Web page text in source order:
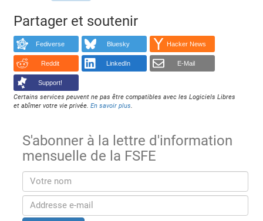
Partager et soutenir
Fediverse Bluesky Hacker News
Reddit LinkedIn E-Mail
Support!
Certains services peuvent ne pas être compatibles avec les Logiciels Libres
et abîmer votre vie privée.En savoir plus.
S'abonner à la lettre d'information
mensuelle de la FSFE